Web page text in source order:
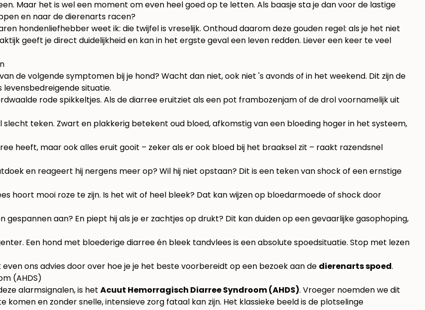
Maar het is wel een moment om even heel goed op te letten. Als baasje sta je dan voor de lastige
en naar de dierenarts racen?
hondenliefhebber weet ik: die twijfel is vreselijk. Onthoud daarom deze gouden regel: als je het niet
geeft je direct duidelijkheid en kan in het ergste geval een leven redden. Liever een keer te veel
de volgende symptomen bij je hond? Wacht dan niet, ook niet 's avonds of in het weekend. Dit zijn de
levensbedreigende situatie.
rode spikkeltjes. Als de diarree eruitziet als een pot frambozenjam of de drol voornamelijk uit
slecht teken. Zwart en plakkerig betekent oud bloed, afkomstig van een bloeding hoger in het systeem,
heeft, maar ook alles eruit gooit – zeker als er ook bloed bij het braaksel zit – raakt razendsnel
en reageert hij nergens meer op? Wil hij niet opstaan? Dit is een teken van shock of een ernstige
hoort mooi roze te zijn. Is het wit of heel bleek? Dat kan wijzen op bloedarmoede of shock door
gespannen aan? En piept hij als je er zachtjes op drukt? Dit kan duiden op een gevaarlijke gasophoping,
Een hond met bloederige diarree én bleek tandvlees is een absolute spoedsituatie. Stop met lezen
ons advies door over hoe je je het beste voorbereidt op een bezoek aan de dierenarts spoed.
(AHDS)
alarmsignalen, is het Acuut Hemorragisch Diarree Syndroom (AHDS). Vroeger noemden we dit
komen en zonder snelle, intensieve zorg fataal kan zijn. Het klassieke beeld is de plotselinge